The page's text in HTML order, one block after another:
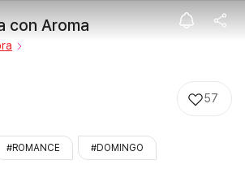
Vida de
con Aroma
57
#ROMANCE #DOMINGO